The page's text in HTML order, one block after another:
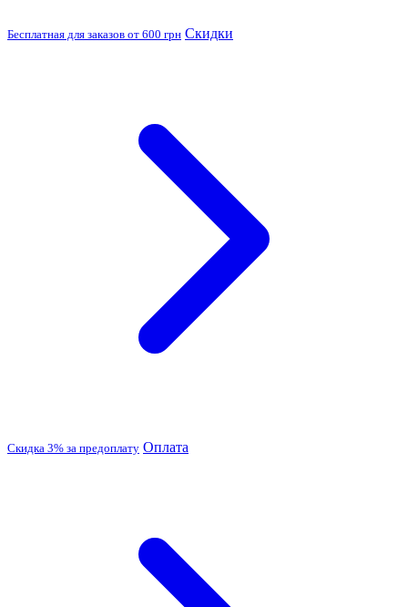
Бесплатная для заказов от 600 грн Скидки
Скидка 3% за предоплату Оплата